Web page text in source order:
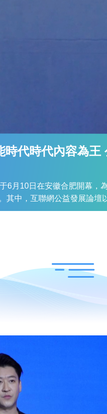
時代時代內容為王
6月10日在安徽合肥開幕，
其中，互聯網公益發展論壇
題，吸引了來自政府、社